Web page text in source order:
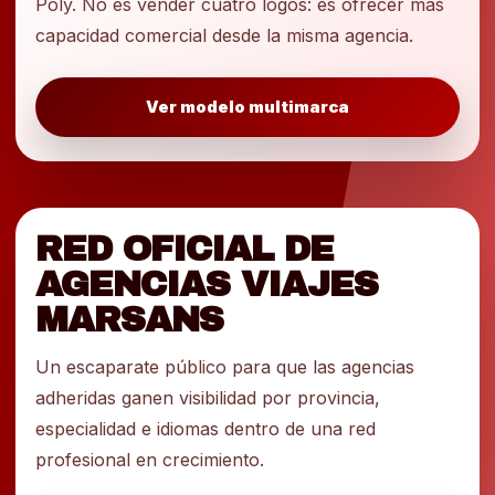
Poly. No es vender cuatro logos: es ofrecer más
capacidad comercial desde la misma agencia.
Ver modelo multimarca
RED OFICIAL DE
AGENCIAS VIAJES
MARSANS
Un escaparate público para que las agencias
adheridas ganen visibilidad por provincia,
especialidad e idiomas dentro de una red
profesional en crecimiento.